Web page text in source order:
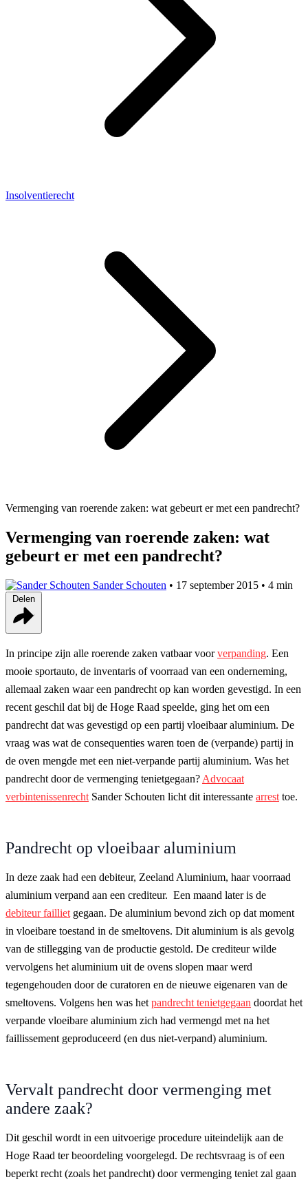
Insolventierecht
Vermenging van roerende zaken: wat gebeurt er met een pandrecht?
Vermenging van roerende zaken: wat
gebeurt er met een pandrecht?
Sander Schouten • 17 september 2015 • 4 min
In principe zijn alle roerende zaken vatbaar voorverpanding. Een
mooie sportauto, de inventaris of voorraad van een onderneming,
allemaal zaken waar een pandrecht op kan worden gevestigd. In een
recent geschil dat bij de Hoge Raad speelde, ging het om een
pandrecht dat was gevestigd op een partij vloeibaar aluminium. De
vraag was wat de consequenties waren toen de (verpande) partij in
de oven mengde met een niet-verpande partij aluminium. Was het
pandrecht door de vermenging tenietgegaan? Advocaat
verbintenissenrecht Sander Schouten licht dit interessante arrest toe.
Pandrecht op vloeibaar aluminium
In deze zaak had een debiteur, Zeeland Aluminium, haar voorraad
aluminium verpand aan een crediteur. Een maand later is de
debiteur failliet gegaan. De aluminium bevond zich op dat moment
in vloeibare toestand in de smeltovens. Dit aluminium is als gevolg
van de stillegging van de productie gestold. De crediteur wilde
vervolgens het aluminium uit de ovens slopen maar werd
tegengehouden door de curatoren en de nieuwe eigenaren van de
smeltovens. Volgens hen was het pandrecht tenietgegaan doordat het
verpande vloeibare aluminium zich had vermengd met na het
faillissement geproduceerd (en dus niet-verpand) aluminium.
Vervalt pandrecht door vermenging met
andere zaak?
Dit geschil wordt in een uitvoerige procedure uiteindelijk aan de
Hoge Raad ter beoordeling voorgelegd. De rechtsvraag is of een
beperkt recht (zoals het pandrecht) door vermenging teniet zal gaan